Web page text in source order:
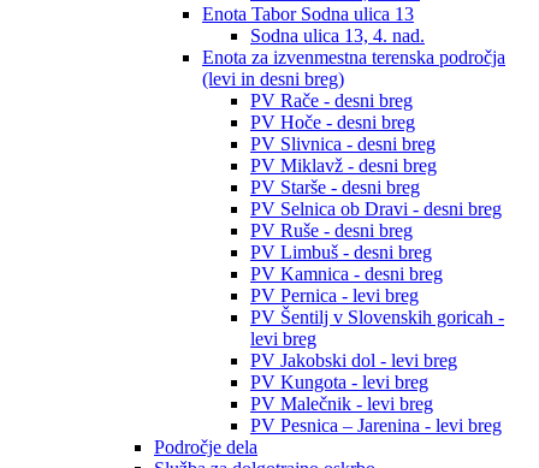
Enota Tabor Sodna ulica 13
Sodna ulica 13, 4. nad.
Enota za izvenmestna terenska področja
(levi in desni breg)
PV Rače - desni breg
PV Hoče - desni breg
PV Slivnica - desni breg
PV Miklavž - desni breg
PV Starše - desni breg
PV Selnica ob Dravi - desni breg
PV Ruše - desni breg
PV Limbuš - desni breg
PV Kamnica - desni breg
PV Pernica - levi breg
PV Šentilj v Slovenskih goricah -
levi breg
PV Jakobski dol - levi breg
PV Kungota - levi breg
PV Malečnik - levi breg
PV Pesnica – Jarenina - levi breg
Področje dela